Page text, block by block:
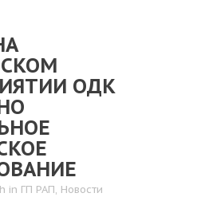
ОДК
in ГП РАП, Новости